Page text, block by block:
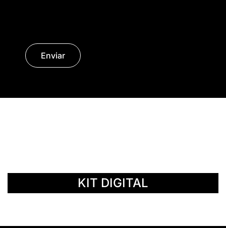
Enviar
KIT DIGITAL